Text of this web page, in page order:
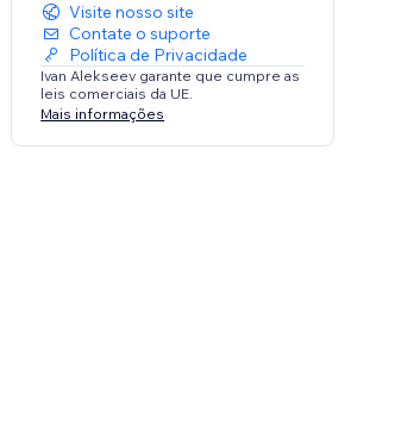
Visite nosso site
Contate o suporte
Política de Privacidade
Ivan Alekseev garante que cumpre as
leis comerciais da UE.
Mais informações